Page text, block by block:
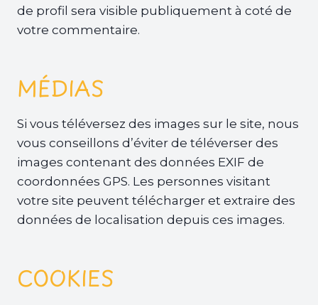
de profil sera visible publiquement à coté de
votre commentaire.
MÉDIAS
Si vous téléversez des images sur le site, nous
vous conseillons d’éviter de téléverser des
images contenant des données EXIF de
coordonnées GPS. Les personnes visitant
votre site peuvent télécharger et extraire des
données de localisation depuis ces images.
COOKIES